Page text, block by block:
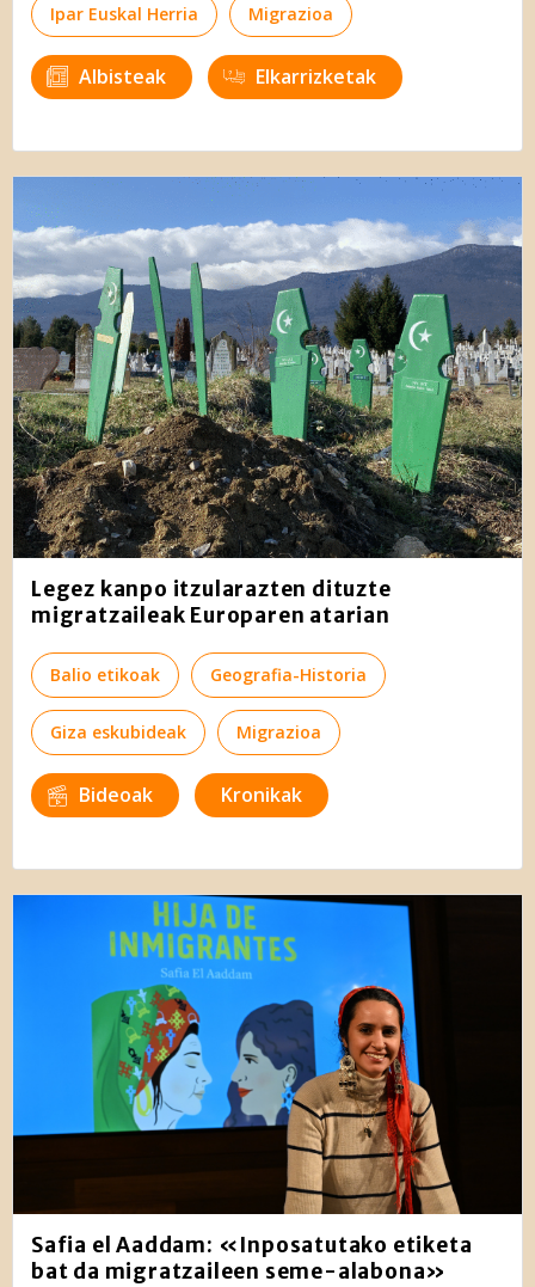
Ipar Euskal Herria Migrazioa
Albisteak Elkarrizketak
Legez kanpo itzularazten dituzte
migratzaileak Europaren atarian
Balio etikoak Geografia-Historia
Giza eskubideak Migrazioa
Bideoak Kronikak
Safia el Aaddam: «Inposatutako etiketa
bat da migratzaileen seme-alabona»